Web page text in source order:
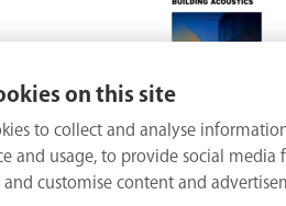
on this site
to collect and analyse
and usage, to provide social media
customise content and